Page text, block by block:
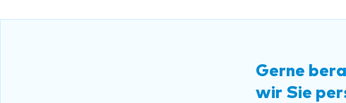
Gerne
wir Sie